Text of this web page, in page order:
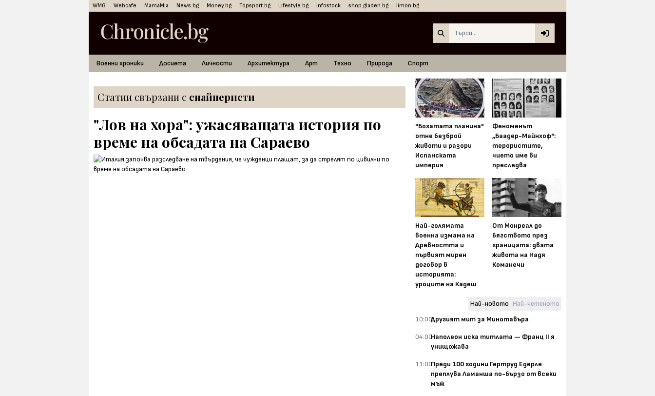
WMG Webcafe MamaMia News.bg Money.bg Topsport.bg Lifestyle.bg Infostock shop.gladen.bg limon.bg
Военни хроники Досиета Личности Архитектура Арт Техно Природа Спорт
Статии свързани с снайперисти
"Лов на хора": ужасяващата история по
време на обсадата на Сараево
"Богатата планина"
отне безброй
животи и разори
Испанската
империя
Феноменът
„Баадер-Майнхоф":
терористите,
чието име ви
преследва
Най-голямата
военна измама на
Древността и
първият мирен
договор в
историята:
уроците на Кадеш
От Монреал до
бягството през
границата: двата
живота на Надя
Команечи
Най-новото Най-четеното
10:00Другият мит за Минотавъра
04:00Наполеон иска титлата — Франц II я
унищожава
11:00Преди 100 години Гертруд Едерле
преплува Ламанша по-бързо от всеки
мъж